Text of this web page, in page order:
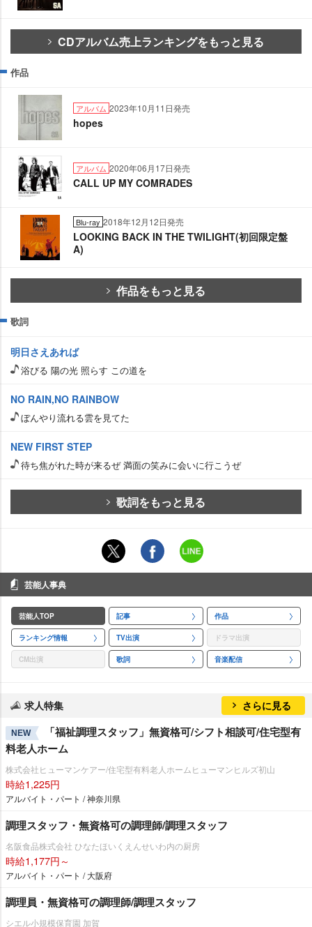
CDアルバム売上ランキングをもっと見る
作品
アルバム 2023年10月11日発売
hopes
アルバム 2020年06月17日発売
CALL UP MY COMRADES
Blu-ray 2018年12月12日発売
LOOKING BACK IN THE TWILIGHT(初回限定盤
A)
作品をもっと見る
歌詞
明日さえあれば
浴びる 陽の光 照らす この道を
NO RAIN,NO RAINBOW
ぼんやり流れる雲を見てた
NEW FIRST STEP
待ち焦がれた時が来るぜ 満面の笑みに会いに行こうぜ
歌詞をもっと見る
芸能人事典
芸能人TOP 記事 作品
ランキング情報 TV出演 ドラマ出演
CM出演 歌詞 音楽配信
求人特集 さらに見る
NEW
「福祉調理スタッフ」無資格可/シフト相談可/住宅型有
料老人ホーム
株式会社ヒューマンケアー/住宅型有料老人ホームヒューマンヒルズ初山
時給1,225円
アルバイト・パート / 神奈川県
調理スタッフ・無資格可の調理師/調理スタッフ
名阪食品株式会社 ひなたほいくえんせいわ内の厨房
時給1,177円～
アルバイト・パート / 大阪府
調理員・無資格可の調理師/調理スタッフ
シエル小規模保育園 加賀